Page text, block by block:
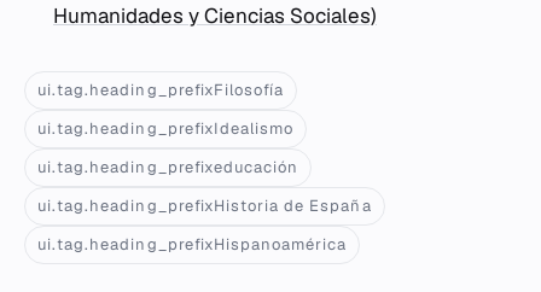
Humanidades y Ciencias Sociales)
ui.tag.heading_prefixFilosofía
ui.tag.heading_prefixIdealismo
ui.tag.heading_prefixeducación
ui.tag.heading_prefixHistoria de España
ui.tag.heading_prefixHispanoamérica